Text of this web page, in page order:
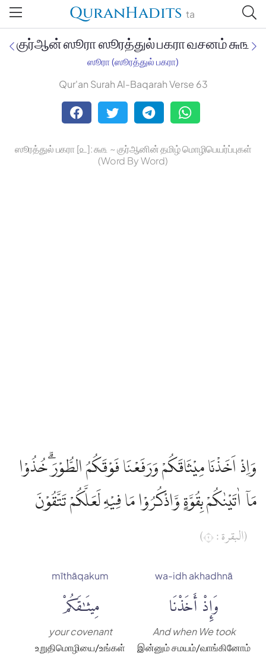
QuranHadits ta
Jan Trust Foundation
Mufti Omar Sheriff Qasimi,
குர்ஆன் ஸூரா ஸூரத்துல் பகரா வசனம் ௬௩
ஸூரா (ஸூரத்துல் பகரா)
Qur'an Surah Al-Baqarah Verse 63
ஸூரத்துல் பகரா [௨]: ௬௩ ~ குர்ஆனின் தமிழ் மொழிபெயர்ப்புகள்
(Word By Word)
وَاِذْ اَخَذْنَا مِيْثَاقَكُمْ وَرَفَعْنَا فَوْقَكُمُ الطُّوْرَۗ خُذُوْا
مَآ اٰتَيْنٰكُمْ بِقُوَّةٍ وَّاذْكُرُوْا مَا فِيْهِ لَعَلَّكُمْ تَتَّقُوْنَ
(البقرة : ٢)
wa-idh akhadhnā
وَإِذْ أَخَذْنَا
And when We took
இன்னும் சமயம்/வாங்கினோம்
mīthāqakum
مِيثَٰقَكُمْ
your covenant
உறுதிமொழியை/உங்கள்